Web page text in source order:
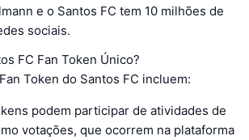
e o Santos FC tem 10 milhões de
sociais.
FC Fan Token Único?
Token do Santos FC incluem:
podem participar de atividades de
votações, que ocorrem na plataforma